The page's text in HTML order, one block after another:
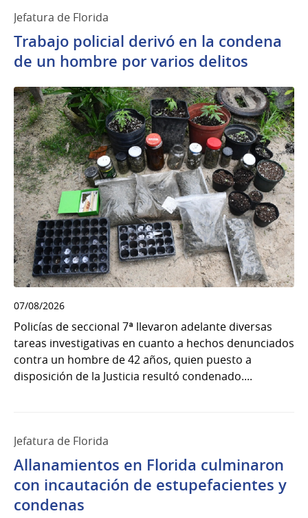
Jefatura de Florida
Trabajo policial derivó en la condena
de un hombre por varios delitos
07/08/2026
Policías de seccional 7ª llevaron adelante diversas
tareas investigativas en cuanto a hechos denunciados
contra un hombre de 42 años, quien puesto a
disposición de la Justicia resultó condenado....
Jefatura de Florida
Allanamientos en Florida culminaron
con incautación de estupefacientes y
condenas